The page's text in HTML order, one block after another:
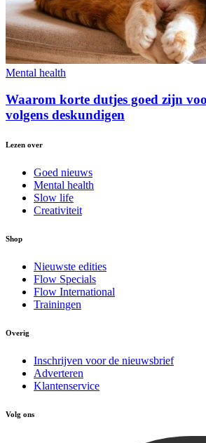
Mental health
Waarom korte dutjes goed zijn
volgens deskundigen
Lezen over
Goed nieuws
Mental health
Slow life
Creativiteit
Shop
Nieuwste edities
Flow Specials
Flow International
Trainingen
Overig
Inschrijven voor de nieuwsbrief
Adverteren
Klantenservice
Volg ons